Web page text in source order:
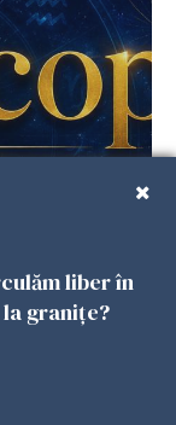
ritmul
liber în
granițe?